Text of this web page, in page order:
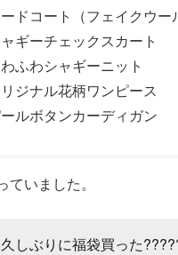
ドコート（フェイクウー
ギーチェックスカート
ふわシャギーニット
ジナル花柄ワンピース
ルボタンカーディガン
いました。
しぶりに福袋買った